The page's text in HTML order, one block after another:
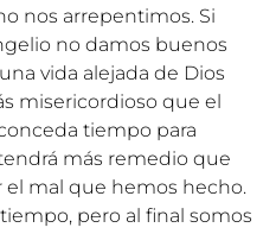
nos arrepentimos. Si
no damos buenos
vida alejada de Dios
misericordioso que el
tiempo para
más remedio que
el mal que hemos hecho.
pero al final somos